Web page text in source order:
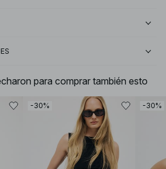
para comprar también esto
-30% -30%